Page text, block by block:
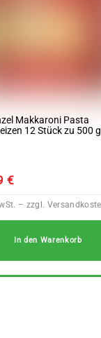
Makkaroni Pasta
12 Stück zu 500 g
€
In den Warenkorb